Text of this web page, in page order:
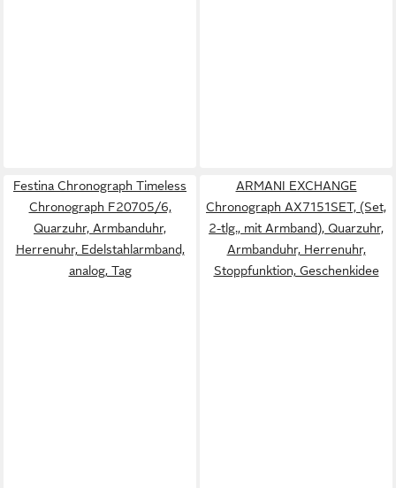
Festina Chronograph Timeless
Chronograph F20705/6,
Quarzuhr, Armbanduhr,
Herrenuhr, Edelstahlarmband,
analog, Tag
ARMANI EXCHANGE
Chronograph AX7151SET, (Set,
2-tlg., mit Armband), Quarzuhr,
Armbanduhr, Herrenuhr,
Stoppfunktion, Geschenkidee